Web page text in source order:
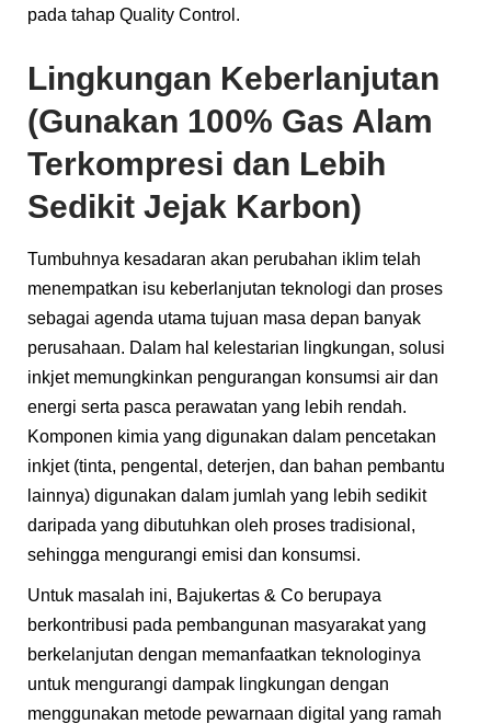
pada tahap Quality Control.
Lingkungan Keberlanjutan
(Gunakan 100% Gas Alam
Terkompresi dan Lebih
Sedikit Jejak Karbon)
Tumbuhnya kesadaran akan perubahan iklim telah
menempatkan isu keberlanjutan teknologi dan proses
sebagai agenda utama tujuan masa depan banyak
perusahaan. Dalam hal kelestarian lingkungan, solusi
inkjet memungkinkan pengurangan konsumsi air dan
energi serta pasca perawatan yang lebih rendah.
Komponen kimia yang digunakan dalam pencetakan
inkjet (tinta, pengental, deterjen, dan bahan pembantu
lainnya) digunakan dalam jumlah yang lebih sedikit
daripada yang dibutuhkan oleh proses tradisional,
sehingga mengurangi emisi dan konsumsi.
Untuk masalah ini, Bajukertas & Co berupaya
berkontribusi pada pembangunan masyarakat yang
berkelanjutan dengan memanfaatkan teknologinya
untuk mengurangi dampak lingkungan dengan
menggunakan metode pewarnaan digital yang ramah